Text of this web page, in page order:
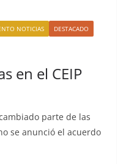
NOTICIAS DESTACADO
en el CEIP
parte de las
se anunció el acuerdo